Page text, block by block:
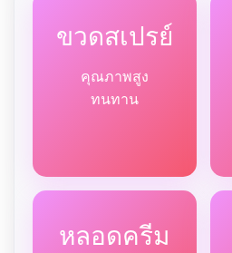
ขวดสเปรย์
คุณภาพสูง
ทนทาน
หลอดครีม